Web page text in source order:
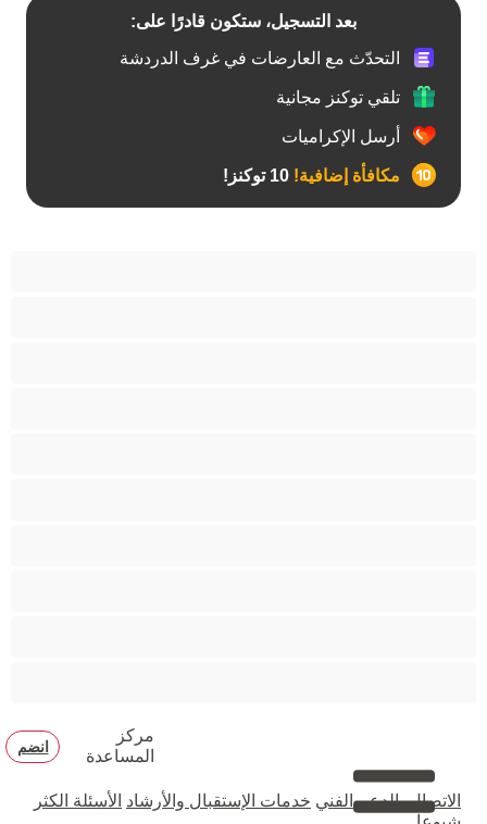
بعد التسجيل، ستكون قادرًا على:
التحدّث مع العارضات في غرف الدردشة
تلقي توكنز مجانية
أرسل الإكراميات
مكافأة إضافية!
مركز
المساعدة
انضم
الاتصال بالدعم الفني خدمات الإستقبال والأرشاد الأسئلة الكثر